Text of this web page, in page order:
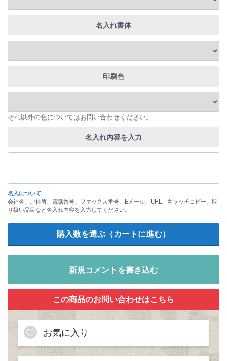
名入れ書体
印刷色
それ以外の色についてはお問い合わせください。
名入れ内容を入力
名入について
会社名、ご住所、電話番号、ファックス番号、Eメール、URL、キャッチコピー、取
り扱い品目など名入れ内容を入力してください。
新規コメントを書き込む
お気に入り